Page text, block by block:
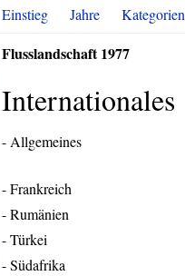
Einstieg Jahre Kategorien
Flusslandschaft 1977
Internationales
- Allgemeines
- Frankreich
- Rumänien
- Türkei
- Südafrika